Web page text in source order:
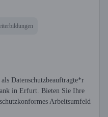
Datenschutzbeauftragte*r
in Erfurt. Bieten Sie Ihre
Arbeitsumfeld